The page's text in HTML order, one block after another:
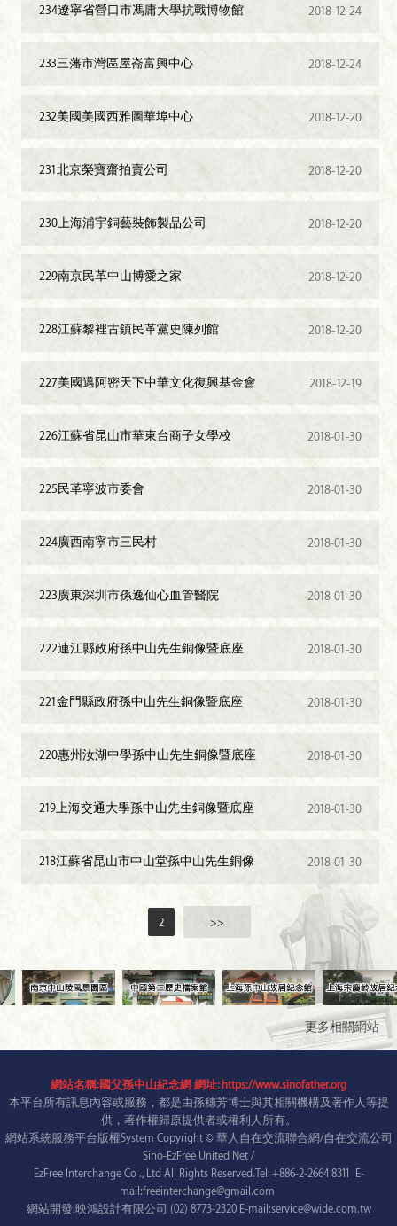
2018-12-24
234遼寧省營口市馮庸大學抗戰博物館
2018-12-24
233三藩市灣區屋崙富興中心
2018-12-20
232美國美國西雅圖華埠中心
2018-12-20
231北京榮寶齋拍賣公司
2018-12-20
230上海浦宇銅藝裝飾製品公司
2018-12-20
229南京民革中山博愛之家
2018-12-20
228江蘇黎裡古鎮民革黨史陳列館
2018-12-19
227美國邁阿密天下中華文化復興基金會
2018-01-30
226江蘇省昆山市華東台商子女學校
2018-01-30
225民革寧波市委會
2018-01-30
224廣西南寧市三民村
2018-01-30
223廣東深圳市孫逸仙心血管醫院
2018-01-30
222連江縣政府孫中山先生銅像暨底座
2018-01-30
221金門縣政府孫中山先生銅像暨底座
2018-01-30
220惠州汝湖中學孫中山先生銅像暨底座
2018-01-30
219上海交通大學孫中山先生銅像暨底座
2018-01-30
218江蘇省昆山市中山堂孫中山先生銅像
2 >>
更多相關網站
網站名稱:國父孫中山紀念網 網址: https://www.sinofather.org
本平台所有訊息內容或服務，都是由孫穗芳博士與其相關機構及著作人等提
供，著作權歸原提供者或權利人所有。
網站系統服務平台版權System Copyright © 華人自在交流聯合網/自在交流公司
Sino-EzFree United Net /
EzFree Interchange Co ., Ltd All Rights Reserved.Tel: +886-2-2664 8311 E-
mail:freeinterchange@gmail.com
網站開發:映鴻設計有限公司 (02) 8773-2320 E-mail:service@wide.com.tw